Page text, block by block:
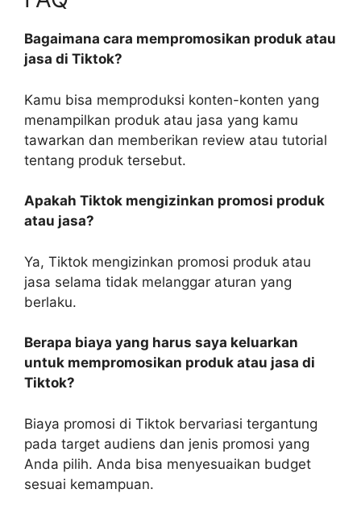
Bagaimana cara mempromosikan produk atau
jasa di Tiktok?
Kamu bisa memproduksi konten-konten yang
menampilkan produk atau jasa yang kamu
tawarkan dan memberikan review atau tutorial
tentang produk tersebut.
Apakah Tiktok mengizinkan promosi produk
atau jasa?
Ya, Tiktok mengizinkan promosi produk atau
jasa selama tidak melanggar aturan yang
berlaku.
Berapa biaya yang harus saya keluarkan
untuk mempromosikan produk atau jasa di
Tiktok?
Biaya promosi di Tiktok bervariasi tergantung
pada target audiens dan jenis promosi yang
Anda pilih. Anda bisa menyesuaikan budget
sesuai kemampuan.